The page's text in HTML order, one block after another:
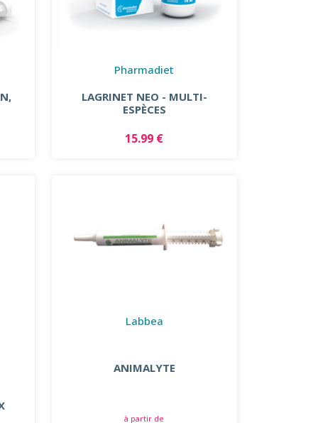
Pharmadiet
LAGRINET NEO - MULTI-
ESPÈCES
15.99 €
Labbea
ANIMALYTE
à partir de